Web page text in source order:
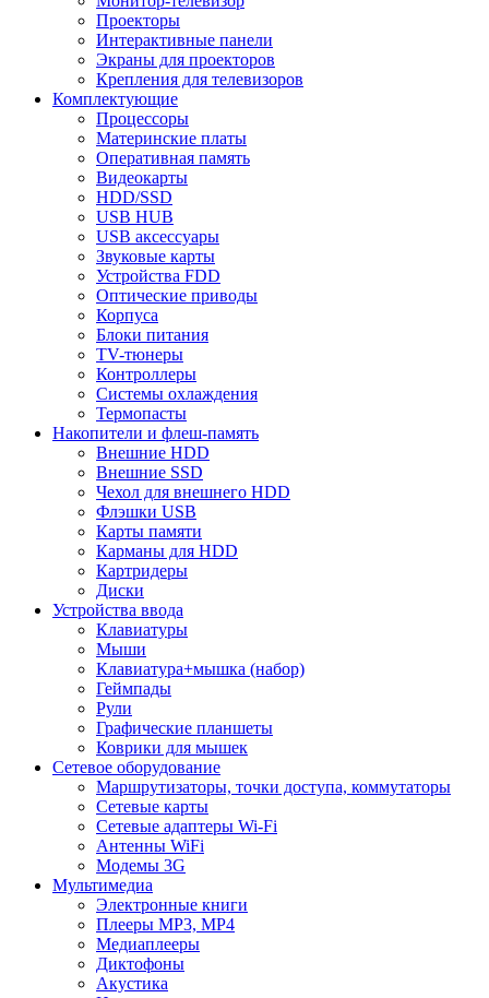
Проекторы
Интерактивные панели
Экраны для проекторов
Крепления для телевизоров
Комплектующие
Процессоры
Материнские платы
Оперативная память
Видеокарты
HDD/SSD
USB HUB
USB аксессуары
Звуковые карты
Устройства FDD
Оптические приводы
Корпуса
Блоки питания
TV-тюнеры
Контроллеры
Системы охлаждения
Термопасты
Накопители и флеш-память
Внешние HDD
Внешние SSD
Чехол для внешнего HDD
Флэшки USB
Карты памяти
Карманы для HDD
Картридеры
Диски
Устройства ввода
Клавиатуры
Мыши
Клавиатура+мышка (набор)
Геймпады
Рули
Графические планшеты
Коврики для мышек
Сетевое оборудование
Маршрутизаторы, точки доступа, коммутаторы
Сетевые карты
Сетевые адаптеры Wi-Fi
Антенны WiFi
Модемы 3G
Мультимедиа
Электронные книги
Плееры MP3, MP4
Медиаплееры
Диктофоны
Акустика